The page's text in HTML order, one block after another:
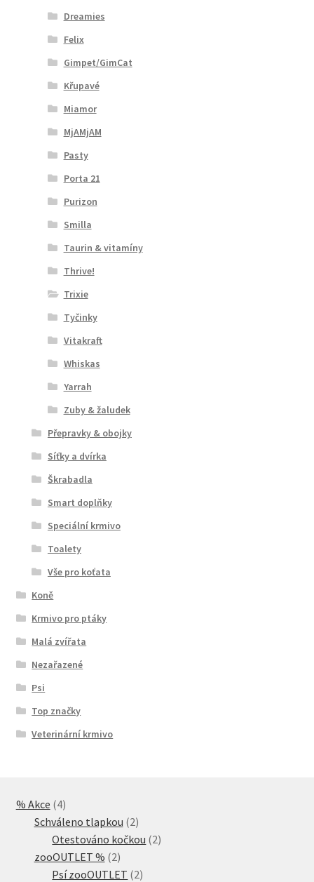
Dreamies
Felix
Gimpet/GimCat
Křupavé
Miamor
MjAMjAM
Pasty
Porta 21
Purizon
Smilla
Taurin & vitamíny
Thrive!
Trixie
Tyčinky
Vitakraft
Whiskas
Yarrah
Zuby & žaludek
Přepravky & obojky
Síťky a dvírka
Škrabadla
Smart doplňky
Speciální krmivo
Toalety
Vše pro koťata
Koně
Krmivo pro ptáky
Malá zvířata
Nezařazené
Psi
Top značky
Veterinární krmivo
% Akce 44
produkty
Schváleno tlapkou 22
produkty
Otestováno kočkou 22
zooOUTLET % 22
produkty
Psí zooOUTLET 22